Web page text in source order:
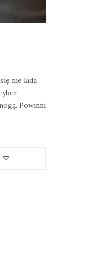
nie lada
Powinni